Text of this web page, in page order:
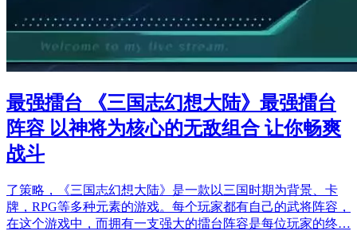
最强擂台 《三国志幻想大陆》最强擂台
阵容 以神将为核心的无敌组合 让你畅爽
战斗
了策略，《三国志幻想大陆》是一款以三国时期为背景、卡
牌，RPG等多种元素的游戏。每个玩家都有自己的武将阵容，
在这个游戏中，而拥有一支强大的擂台阵容是每位玩家的终…